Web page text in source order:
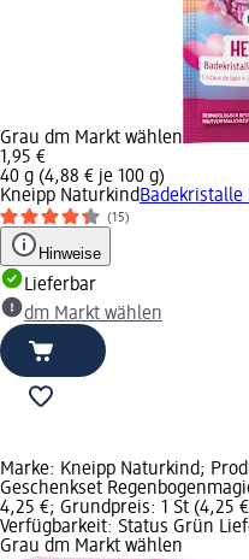
Grau dm Markt wählen
1,95 €
40 g (4,88 € je 100 g)
Kneipp Naturkind
(15)
Hinweise
Lieferbar
dm Markt wählen
Marke: Kneipp Naturkind;
Geschenkset
4,25 €; Grundpreis: 1 St (4,25
Verfügbarkeit: Status Grün
Grau dm Markt wählen